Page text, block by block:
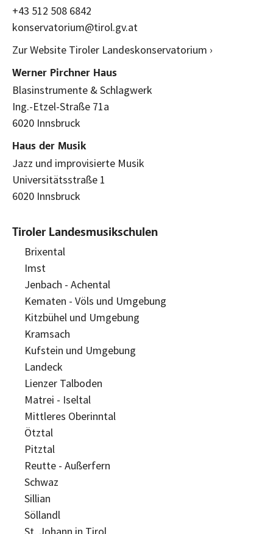
+43 512 508 6842
konservatorium@tirol.gv.at
Zur Website Tiroler Landeskonservatorium ›
Werner Pirchner Haus
Blasinstrumente & Schlagwerk
Ing.-Etzel-Straße 71a
6020 Innsbruck
Haus der Musik
Jazz und improvisierte Musik
Universitätsstraße 1
6020 Innsbruck
Tiroler Landesmusikschulen
Brixental
Imst
Jenbach - Achental
Kematen - Völs und Umgebung
Kitzbühel und Umgebung
Kramsach
Kufstein und Umgebung
Landeck
Lienzer Talboden
Matrei - Iseltal
Mittleres Oberinntal
Ötztal
Pitztal
Reutte - Außerfern
Schwaz
Sillian
Söllandl